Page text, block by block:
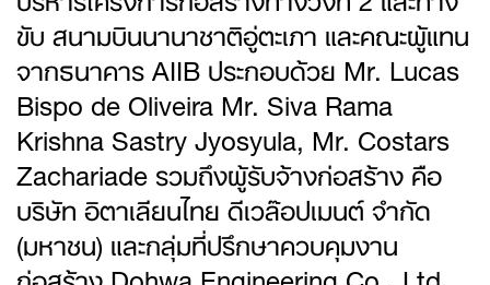
ขับ สนามบินนานาชาติอู่ตะเภา และคณะผู้แทน
จากธนาคาร AIIB ประกอบด้วย Mr. Lucas
Bispo de Oliveira Mr. Siva Rama
Krishna Sastry Jyosyula, Mr. Costars
Zachariade รวมถึงผู้รับจ้างก่อสร้าง คือ
บริษัท อิตาเลียนไทย ดีเวล๊อปเมนต์ จำกัด
(มหาชน) และกลุ่มที่ปรึกษาควบคุมงาน